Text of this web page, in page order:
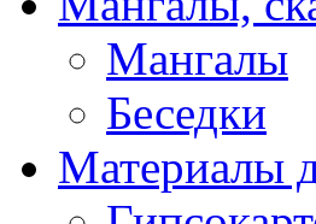
Мангалы
Беседки
Материалы